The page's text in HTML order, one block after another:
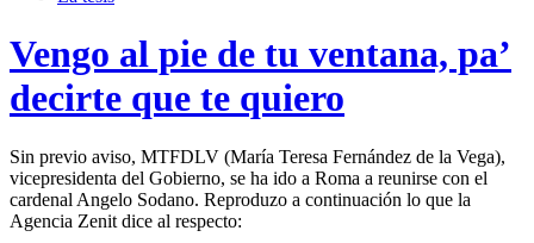
Vengo al pie de tu ventana, pa’
decirte que te quiero
Sin previo aviso, MTFDLV (María Teresa Fernández de la Vega),
vicepresidenta del Gobierno, se ha ido a Roma a reunirse con el
cardenal Angelo Sodano. Reproduzo a continuación lo que la
Agencia Zenit dice al respecto: